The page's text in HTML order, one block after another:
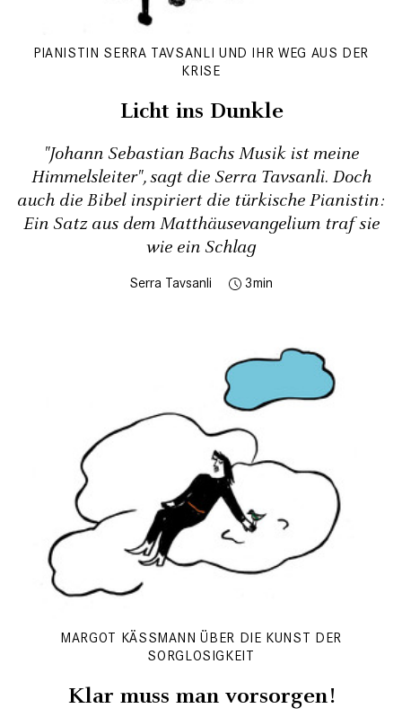
PIANISTIN SERRA TAVSANLI UND IHR WEG AUS DER
KRISE
Licht ins Dunkle
"Johann Sebastian Bachs Musik ist meine
Himmelsleiter", sagt die Serra Tavsanli. Doch
auch die Bibel inspiriert die türkische Pianistin:
Ein Satz aus dem Mat­thäusevangelium traf sie
wie ein Schlag
Serra Tavsanli 3
MARGOT KÄSSMANN ÜBER DIE KUNST DER S
ORGLOSIGKEIT
Klar muss man vorsorgen!